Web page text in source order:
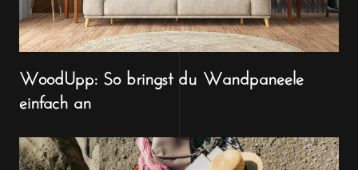
WoodUpp: So bringst du Wandpaneele
einfach an